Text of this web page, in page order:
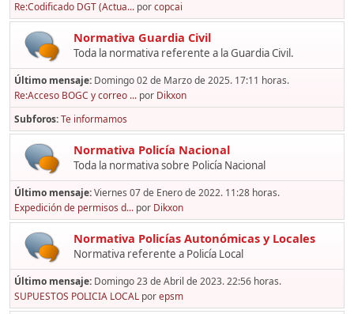
Re:Codificado DGT (Actua... porcopcai
Normativa Guardia Civil
Toda la normativa referente a la Guardia Civil.
Último mensaje: Domingo 02 de Marzo de 2025. 17:11 horas.
Re:Acceso BOGC y correo ... por Dikxon
Subforos Te informamos
Normativa Policía Nacional
Toda la normativa sobre Policía Nacional
Último mensaje:Viernes 07 de Enero de 2022. 11:28 horas.
Expedición de permisos d... por Dikxon
Normativa Policías Autonómicas y Locales
Normativa referente a Policía Local
Último mensaje: Domingo 23 de Abril de 2023. 22:56 horas.
SUPUESTOS POLICIA LOCAL porepsm